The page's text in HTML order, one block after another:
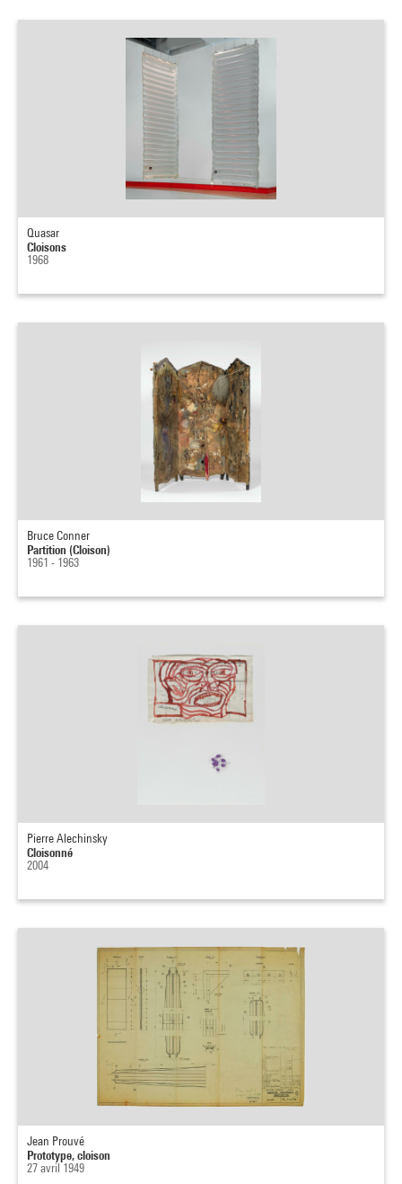
Quasar
Cloisons
1968
Bruce Conner
Partition (Cloison)
1961 - 1963
Pierre Alechinsky
Cloisonné
2004
Jean Prouvé
Prototype, cloison
27 avril 1949